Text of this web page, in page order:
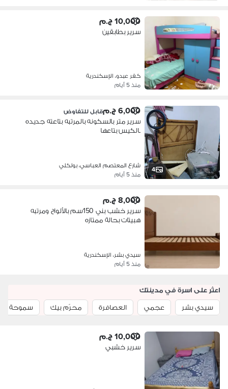
10,000 ج.م
سرير بطابقين
كفر عبدو، الإسكندرية
منذ 5 أيام
4
6,000 ج.م قابل للتفاوض
سرير متر بالسكونه بالمرتبه بتاعته جديده
بالكيس بتاعها
شارع المعتصم العباسي، بولكلي
منذ 5 أيام
8,000 ج.م
سرير خشب بني 150سم بالألواح ومرتبه
هبيتات بحالة ممتازه
سيدي بشر، الإسكندرية
منذ 5 أيام
اعثر على اسرة في مدينتك
سيدي بشر
عجمي العصافرة محرّم بيك سموحة
10,000 ج.م
سرير خشبي